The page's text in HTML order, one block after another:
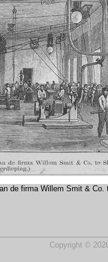
de firma Willem Smit & Co.
Copyright ©